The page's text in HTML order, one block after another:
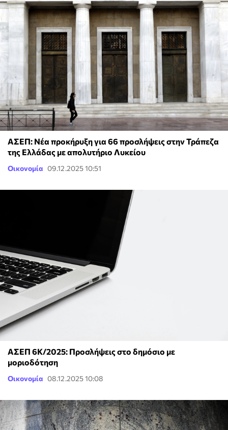
ΑΣΕΠ: Νέα προκήρυξη για 66 προσλήψεις στην Τράπεζα
της Ελλάδας με απολυτήριο Λυκείου
Οικονομία 09.12.2025 10:51
ΑΣΕΠ 6Κ/2025: Προσλήψεις στο δημόσιο με
μοριοδότηση
Οικονομία 08.12.2025 10:08